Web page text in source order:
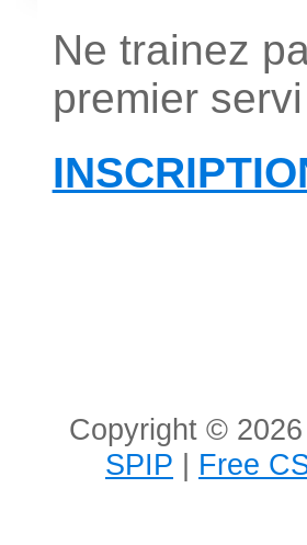
Ne trainez
premier
Copyright ©
SPIP | Free